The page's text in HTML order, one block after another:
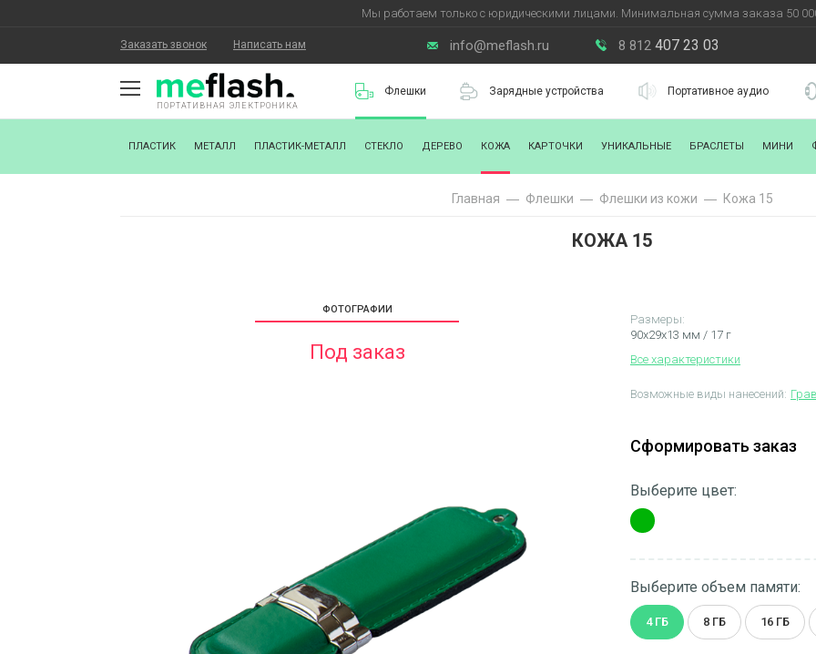
Мы работаем только с юридическими лицами. Минимальная сумма заказа 50
Заказать звонок Написать нам info@meflash.ru 8 812407 23 03
КАК КУПИТЬ
ПОРТАТИВНАЯ ЭЛЕКТРОНИКА
Флешки Зарядные устройства Портативное аудио
ПЛАСТИК МЕТАЛЛ ПЛАСТИК-МЕТАЛЛ СТЕКЛО ДЕРЕВО КОЖА КАРТОЧКИ УНИКАЛЬНЫЕ БРАСЛЕТЫ МИНИ
Главная Флешки Флешки из кожи Кожа 15
КОЖА 15
ФОТОГРАФИИ
Под заказ
Размеры:
90x29x13 мм / 17 г
Все характеристики
Возможные виды нанесений:
Сформировать заказ
Выберите цвет:
Выберите объем памяти:
4 ГБ 8 ГБ 16 ГБ